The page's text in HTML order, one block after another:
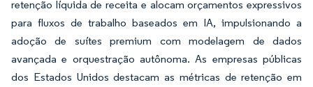
retenção líquida de receita e alocam orçamentos expressivos
para fluxos de trabalho baseados em IA, impulsionando a
adoção de suítes premium com modelagem de dados
avançada e orquestração autônoma. As empresas públicas
dos Estados Unidos destacam as métricas de retenção em